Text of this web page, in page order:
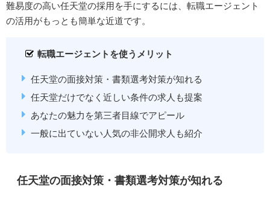
難易度の高い任天堂の採用を手にするには、転職エージェント
の活用がもっとも簡単な近道です。
転職エージェントを使うメリット
任天堂の面接対策・書類選考対策が知れる
任天堂だけでなく近しい条件の求人も提案
あなたの魅力を第三者目線でアピール
一般に出ていない人気の非公開求人も紹介
任天堂の面接対策・書類選考対策が知れる